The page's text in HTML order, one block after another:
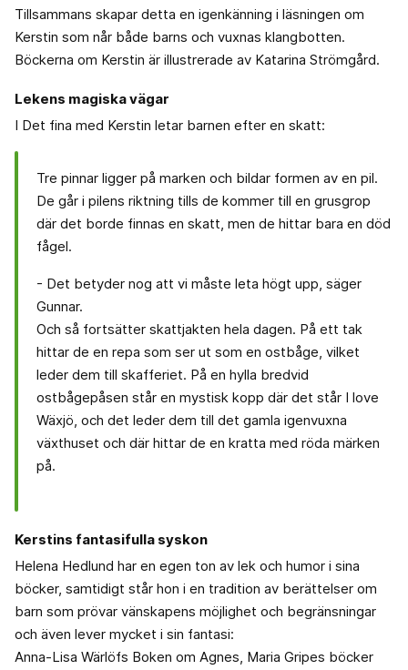
Tillsammans skapar detta en igenkänning i läsningen om
Kerstin som når både barns och vuxnas klangbotten.
Böckerna om Kerstin är illustrerade av Katarina Strömgård.
Lekens magiska vägar
I Det fina med Kerstin letar barnen efter en skatt:
Tre pinnar ligger på marken och bildar formen av en pil.
De går i pilens riktning tills de kommer till en grusgrop
där det borde finnas en skatt, men de hittar bara en död
fågel.
- Det betyder nog att vi måste leta högt upp, säger
Gunnar.
Och så fortsätter skattjakten hela dagen. På ett tak
hittar de en repa som ser ut som en ostbåge, vilket
leder dem till skafferiet. På en hylla bredvid
ostbågepåsen står en mystisk kopp där det står I love
Wäxjö, och det leder dem till det gamla igenvuxna
växthuset och där hittar de en kratta med röda märken
på.
Kerstins fantasifulla syskon
Helena Hedlund har en egen ton av lek och humor i sina
böcker, samtidigt står hon i en tradition av berättelser om
barn som prövar vänskapens möjlighet och begränsningar
och även lever mycket i sin fantasi:
Anna-Lisa Wärlöfs Boken om Agnes, Maria Gripes böcker